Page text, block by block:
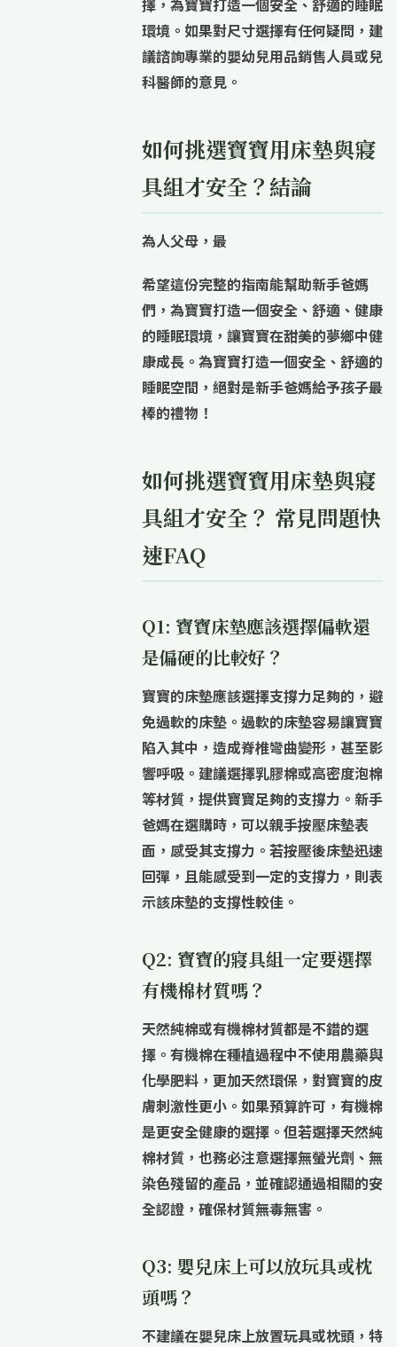
擇，為寶寶打造一個安全、舒適的睡眠
環境。如果對尺寸選擇有任何疑問，建
議諮詢專業的嬰幼兒用品銷售人員或兒
科醫師的意見。
如何挑選寶寶用床墊與寢
具組才安全？結論
為人父母，最
希望這份完整的指南能幫助新手爸媽
們，為寶寶打造一個安全、舒適、健康
的睡眠環境，讓寶寶在甜美的夢鄉中健
康成長。為寶寶打造一個安全、舒適的
睡眠空間，絕對是新手爸媽給予孩子最
棒的禮物！
如何挑選寶寶用床墊與寢
具組才安全？ 常見問題快
速FAQ
Q1: 寶寶床墊應該選擇偏軟還
是偏硬的比較好？
寶寶的床墊應該選擇支撐力足夠的，避
免過軟的床墊。 過軟的床墊容易讓寶寶
陷入其中，造成脊椎彎曲變形，甚至影
響呼吸。建議選擇乳膠棉或高密度泡棉
等材質，提供寶寶足夠的支撐力。新手
爸媽在選購時，可以親手按壓床墊表
面，感受其支撐力。若按壓後床墊迅速
回彈，且能感受到一定的支撐力，則表
示該床墊的支撐性較佳。
Q2: 寶寶的寢具組一定要選擇
有機棉材質嗎？
天然純棉或有機棉材質都是不錯的選
擇。 有機棉在種植過程中不使用農藥與
化學肥料，更加天然環保，對寶寶的皮
膚刺激性更小。如果預算許可，有機棉
是更安全健康的選擇。但若選擇天然純
棉材質，也務必注意選擇無螢光劑、無
染色殘留的產品，並確認通過相關的安
全認證，確保材質無毒無害。
Q3: 嬰兒床上可以放玩具或枕
頭嗎？
不建議在嬰兒床上放置玩具或枕頭，特